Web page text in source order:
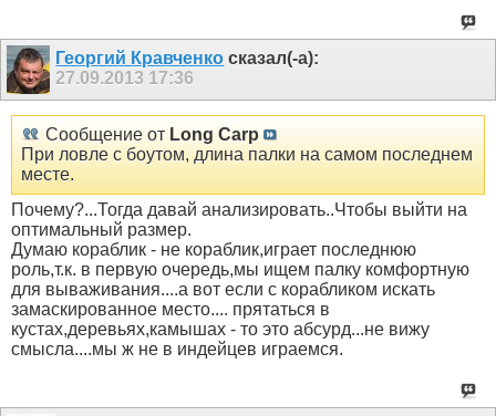
Георгий Кравченко сказал(-а):
27.09.2013 17:36
Сообщение от Long Carp
При ловле с боутом, длина палки на самом последнем
месте.
Почему?...Тогда давай анализировать..Чтобы выйти на
оптимальный размер.
Думаю кораблик - не кораблик,играет последнюю
роль,т.к. в первую очередь,мы ищем палку комфортную
для вываживания....а вот если с корабликом искать
замаскированное место.... прятаться в
кустах,деревьях,камышах - то это абсурд...не вижу
смысла....мы ж не в индейцев играемся.